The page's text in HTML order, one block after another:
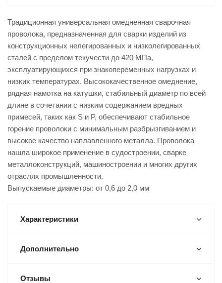
Традиционная универсальная омедненная сварочная
проволока, предназначенная для сварки изделий из
конструкционных нелегированных и низколегированных
сталей с пределом текучести до 420 МПа,
эксплуатирующихся при знакопеременных нагрузках и
низких температурах. Высококачественное омеднение,
рядная намотка на катушки, стабильный диаметр по всей
длине в сочетании с низким содержанием вредных
примесей, таких как S и P, обеспечивают стабильное
горение проволоки с минимальным разбрызгиванием и
высокое качество наплавленного металла. Проволока
нашла широкое применение в судостроении, сварке
металлоконструкций, машиностроении и многих других
отраслях промышленности.
Выпускаемые диаметры: от 0,6 до 2,0 мм
Характеристики
Дополнительно
Отзывы